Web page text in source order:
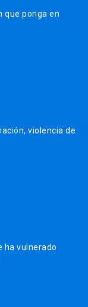
que ponga en
violencia de
ha vulnerado